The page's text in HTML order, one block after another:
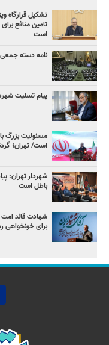
تشکیل قرارگاه
تامین منافع
است
نامه دسته جمعی
پیام تسلیت
مسئولیت بزرگ
است/ تهران؛
شهردار تهران:
باطل است
برای خونخواهی